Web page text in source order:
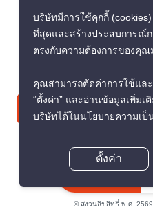
+66 92 264 3444
contact@propertyscout.co.th
ติด
© สงวนลิขสิทธิ์ พ.ศ. 2569
บริษัทมีการใช้คุกกี้
ที่สุดและสร้างประสบการณ์
ตรงกับความต้องการของคุ
คุณสามารถตัดค่าการใช้แล
“ตั้งค่า” และอ่านข้อมูลเพิ่มเ
บริษัทได้ในนโยบายความเป็
ตั้งค่า